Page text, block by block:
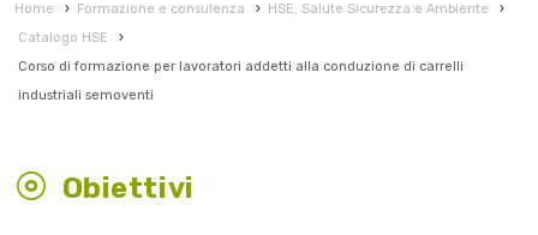
Home › Formazione e consulenza › HSE, Salute Sicurezza e Ambiente
›
Catalogo HSE
›
Corso di formazione per lavoratori addetti alla conduzione di carrelli
industriali semoventi
Obiettivi